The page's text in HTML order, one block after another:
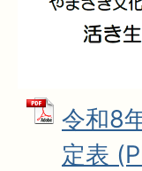
令和8
定表